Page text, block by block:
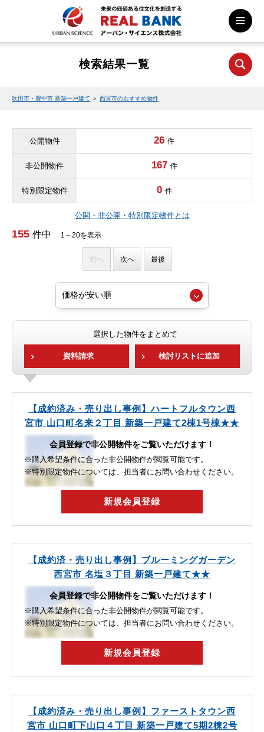
検索結果一覧
吹田市・豊中市 新築一戸建て ＞ 西宮市のおすすめ物件
公開物件 26 件
非公開物件 167 件
特別限定物件 0 件
公開・非公開・特別限定物件とは
155 件中 1～20を表示
前へ 次へ 最後
選択した物件をまとめて
資料請求 検討リストに追加
【成約済み・売り出し事例】ハートフルタウン西
宮市 山口町名来２丁目 新築一戸建て2棟1号棟★★
会員登録で非公開物件をご覧いただけます！
※購入希望条件に合った非公開物件が閲覧可能です。
※特別限定物件については、担当者にお問い合わせください。
新規会員登録
【成約済・売り出し事例】ブルーミングガーデン
西宮市 名塩３丁目 新築一戸建て★★
会員登録で非公開物件をご覧いただけます！
※購入希望条件に合った非公開物件が閲覧可能です。
※特別限定物件については、担当者にお問い合わせください。
新規会員登録
【成約済み・売り出し事例】ファーストタウン西
宮市 山口町下山口４丁目 新築一戸建て5期2棟2号